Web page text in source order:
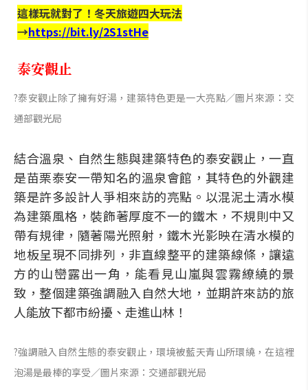
這樣玩就對了！冬天旅遊四大玩法
→https://bit.ly/2S1stHe
泰安觀止
?泰安觀止除了擁有好湯，建築特色更是一大亮點／圖片來源：交
通部觀光局
結合溫泉、自然生態與建築特色的泰安觀止，一直
是苗栗泰安一帶知名的溫泉會館，其特色的外觀建
築是許多設計人爭相來訪的亮點。以混泥土清水模
為建築風格，裝飾著厚度不一的鐵木，不規則中又
帶有規律，隨著陽光照射，鐵木光影映在清水模的
地板呈現不同排列，非直線整平的建築線條，讓遠
方的山巒露出一角，能看見山嵐與雲霧繚繞的景
致，整個建築強調融入自然大地，並期許來訪的旅
人能放下都市紛擾、走進山林！
?強調融入自然生態的泰安觀止，環境被藍天青山所環繞，在這裡
泡湯是最棒的享受／圖片來源：交通部觀光局